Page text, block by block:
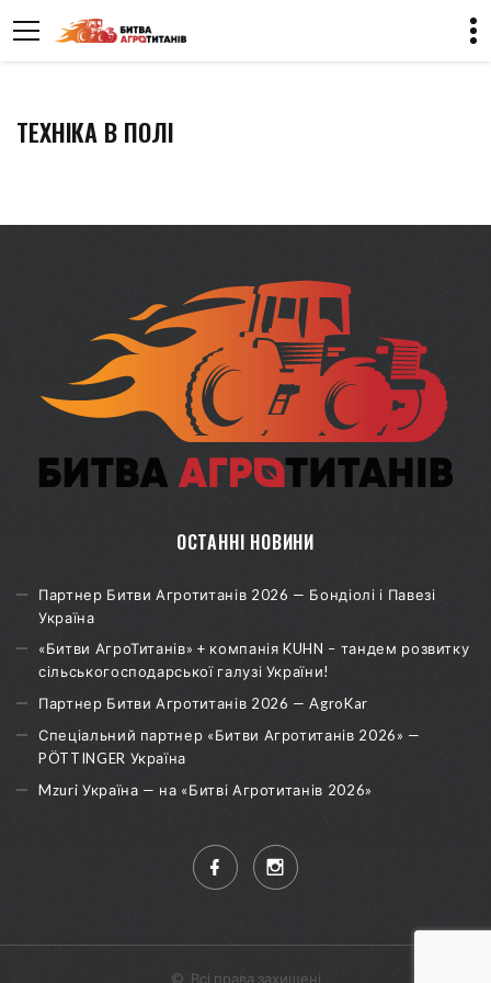
ТЕХНІКА В ПОЛІ
ОСТАННІ НОВИНИ
Партнер Битви Агротитанів 2026 — Бондіолі і Павезі
Україна
«Битви АгроТитанів» + компанія KUHN – тандем розвитку
сільськогосподарської галузі України!
Партнер Битви Агротитанів 2026 — AgroKar
Спеціальний партнер «Битви Агротитанів 2026» —
PÖTTINGER Україна
Mzuri Україна — на «Битві Агротитанів 2026»
© Всі права захищені